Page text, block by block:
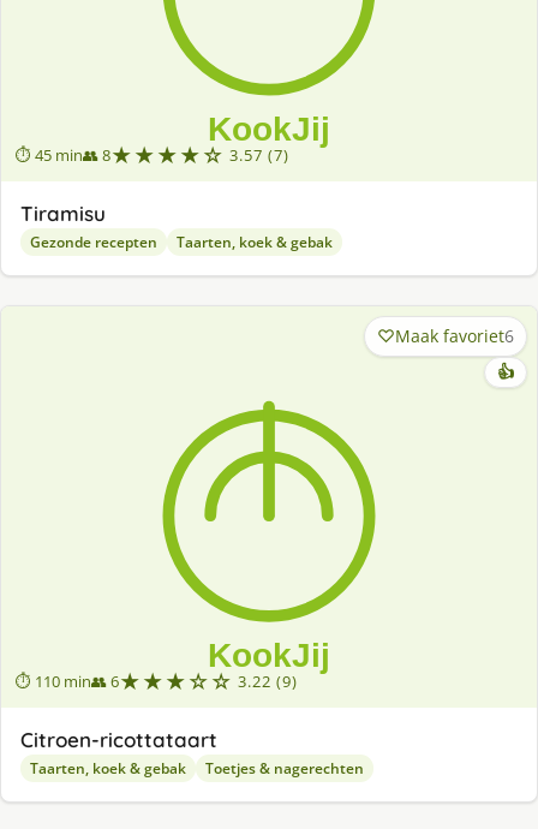
⏱ 45 min👥 8★★★★☆ 3.57 (7)
Tiramisu
Gezonde recepten Taarten, koek & gebak
⏱ 110 min👥 6★★★☆☆ 3.22 (9)
Maak favoriet6
👍
Citroen-ricottataart
Taarten, koek & gebak Toetjes & nagerechten